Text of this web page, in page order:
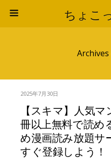
ちょこ
Archives
2025年7月30日
【スキマ】人気マ
冊以上無料で読め
め漫画読み放題サ
すぐ登録しよう！